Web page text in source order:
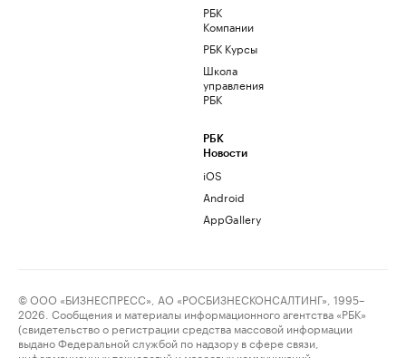
РБК
Компании
РБК Курсы
Школа
управления
РБК
РБК
Новости
iOS
Android
AppGallery
© ООО «БИЗНЕСПРЕСС», АО «РОСБИЗНЕСКОНСАЛТИНГ», 1995–
2026. Сообщения и материалы информационного агентства «РБК»
(свидетельство о регистрации средства массовой информации
выдано Федеральной службой по надзору в сфере связи,